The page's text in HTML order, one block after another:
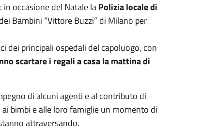
occasione del Natale laPolizia locale di
Bambini “Vittore Buzzi” di Milano per
dei principali ospedali del capoluogo, con
scartare i regali a casa la mattina di
di alcuni agenti e al contributo di
bimbi e alle loro famiglie un momento di
attraversando.